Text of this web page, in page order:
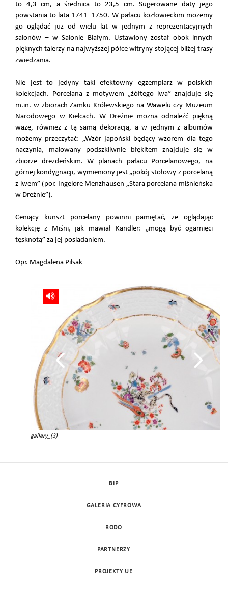
to 4,3 cm, a średnica to 23,5 cm. Sugerowane daty jego
powstania to lata 1741–1750. W pałacu kozłowieckim możemy
go oglądać już od wielu lat w jednym z reprezentacyjnych
salonów – w Salonie Białym. Ustawiony został obok innych
pięknych talerzy na najwyższej półce witryny stojącej bliżej trasy
zwiedzania.
Nie jest to jedyny taki efektowny egzemplarz w polskich
kolekcjach. Porcelana z motywem „żółtego lwa” znajduje się
m.in. w zbiorach Zamku Królewskiego na Wawelu czy Muzeum
Narodowego w Kielcach. W Dreźnie można odnaleźć piękną
wazę, również z tą samą dekoracją, a w jednym z albumów
możemy przeczytać: „Wzór japoński będący wzorem dla tego
naczynia, malowany podszkliwnie błękitem znajduje się w
zbiorze drezdeńskim. W planach pałacu Porcelanowego, na
górnej kondygnacji, wymieniony jest „pokój stołowy z porcelaną
z lwem” (por. Ingelore Menzhausen „Stara porcelana miśnieńska
w Dreźnie”).
Ceniący kunszt porcelany powinni pamiętać, że oglądając
kolekcję z Miśni, jak mawiał Kändler: „mogą być ogarnięci
tęsknotą” za jej posiadaniem.
Opr. Magdalena Pilsak
gallery_(3)
BIP
GALERIA CYFROWA
RODO
PARTNERZY
PROJEKTY UE